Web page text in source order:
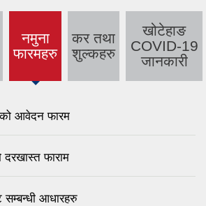
नमुना
फारमहरु
(active
कर तथा
शुल्कहरु
खोटेहाङ
COVID-19
जानकारी
आवेदन फारम
फाराम
सम्बन्धी आधारहरु